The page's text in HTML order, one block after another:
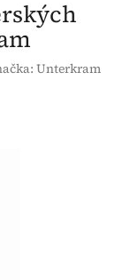
Unterkram